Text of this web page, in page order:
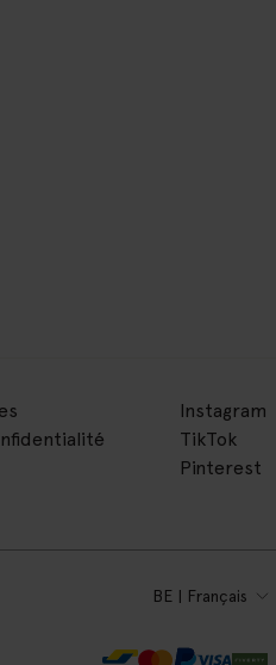
Instagram
TikTok
Pinterest
BE | Français